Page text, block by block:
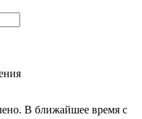
В ближайшее время с